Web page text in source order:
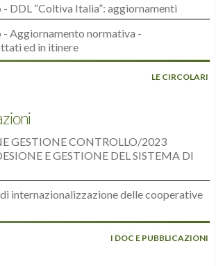
DDL “Coltiva Italia”: aggiornamenti
Aggiornamento normativa -
ed in itinere
LE CIRCOLARI
GESTIONE CONTROLLO/2023
E GESTIONE DEL SISTEMA DI
internazionalizzazione delle cooperative
I DOC E PUBBLICAZIONI